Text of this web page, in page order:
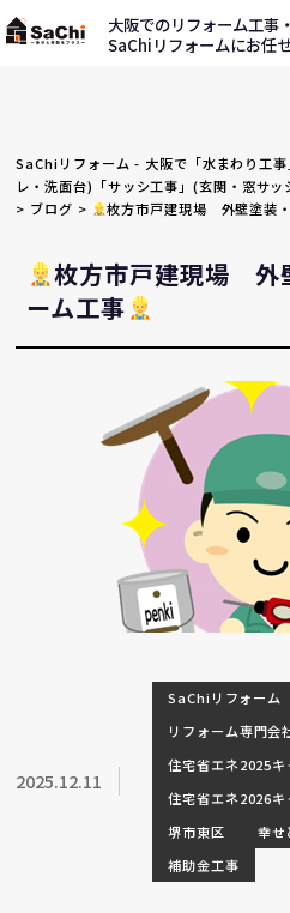
大阪でのリフォーム工事
SaChiリフォームにお任
SaChiリフォーム - 大阪で「水まわり工
レ・洗面台)「サッシ工事」(玄関・窓サ
> ブログ > 枚方市戸建現場 外壁塗装
枚方市戸建現場 外
ーム工事
2025.12.11
SaChiリフォーム
リフォーム専門会
住宅省エネ2025キ
住宅省エネ2026キ
堺市東区
幸せ
補助金工事